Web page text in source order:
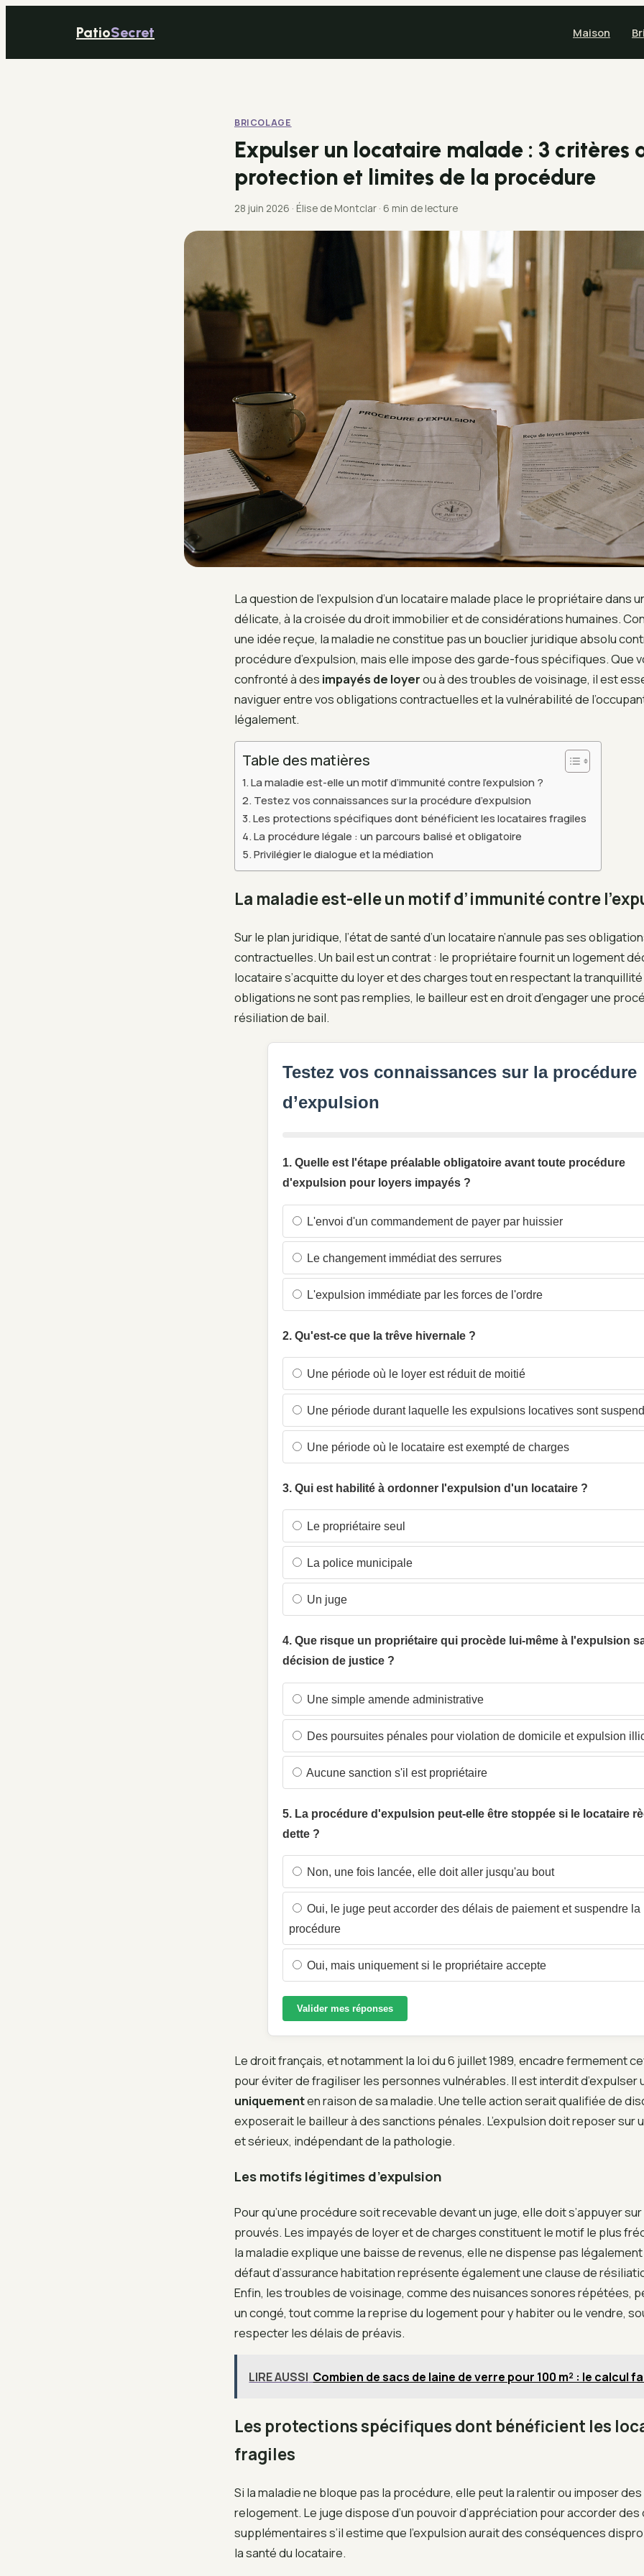
PatioSecret Maison
BRICOLAGE
Expulser un locataire malade : 3 critères
protection et limites de la procédure
28 juin 2026 · Élise de Montclar · 6 min de lecture
La question de l’expulsion d’un locataire malade place le propriétaire dans
délicate, à la croisée du droit immobilier et de considérations humaines.
une idée reçue, la maladie ne constitue pas un bouclier juridique absolu
procédure d’expulsion, mais elle impose des garde-fous spécifiques. Que
confronté à des impayés de loyerou à des troubles de voisinage, il est
naviguer entre vos obligations contractuelles et la vulnérabilité de
légalement.
Table des matières
La maladie est-elle un motif d’immunité contre l’expulsion ?
Testez vos connaissances sur la procédure d’expulsion
Les protections spécifiques dont bénéficient les locataires fragiles
La procédure légale : un parcours balisé et obligatoire
Privilégier le dialogue et la médiation
La maladie est-elle un motif d’immunité contre
Sur le plan juridique, l’état de santé d’un locataire n’annule pas ses
contractuelles. Un bail est un contrat : le propriétaire fournit un logement
locataire s’acquitte du loyer et des charges tout en respectant la
obligations ne sont pas remplies, le bailleur est en droit d’engager une
résiliation de bail.
Testez vos connaissances sur la procédure
d’expulsion
1. Quelle est l'étape préalable obligatoire avant toute procédure
d'expulsion pour loyers impayés ?
L'envoi d'un commandement de payer par huissier
Le changement immédiat des serrures
L'expulsion immédiate par les forces de l'ordre
2. Qu'est-ce que la trêve hivernale ?
Une période où le loyer est réduit de moitié
Une période durant laquelle les expulsions locatives sont
Une période où le locataire est exempté de charges
3. Qui est habilité à ordonner l'expulsion d'un locataire ?
Le propriétaire seul
La police municipale
Un juge
4. Que risque un propriétaire qui procède lui-même à l'expulsion
décision de justice ?
Une simple amende administrative
Des poursuites pénales pour violation de domicile et expulsion
Aucune sanction s'il est propriétaire
5. La procédure d'expulsion peut-elle être stoppée si le locataire
dette ?
Non, une fois lancée, elle doit aller jusqu'au bout
Oui, le juge peut accorder des délais de paiement et suspendre la
procédure
Oui, mais uniquement si le propriétaire accepte
Valider mes réponses
Le droit français, et notamment la loi du 6 juillet 1989, encadre fermement
pour éviter de fragiliser les personnes vulnérables. Il est interdit d’expulser
uniquementen raison de sa maladie. Une telle action serait qualifiée de
exposerait le bailleur à des sanctions pénales. L’expulsion doit reposer sur
et sérieux, indépendant de la pathologie.
Les motifs légitimes d’expulsion
Pour qu’une procédure soit recevable devant un juge, elle doit s’appuyer
prouvés. Les impayés de loyer et de charges constituent le motif le plus
la maladie explique une baisse de revenus, elle ne dispense pas
défaut d’assurance habitation représente également une clause de
Enfin, les troubles de voisinage, comme des nuisances sonores répétées,
un congé, tout comme la reprise du logement pour y habiter ou le vendre,
respecter les délais de préavis.
LIRE AUSSI Combien de sacs de laine de verre pour 100 m² : le calcul
Les protections spécifiques dont bénéficient les
fragiles
Si la maladie ne bloque pas la procédure, elle peut la ralentir ou imposer
relogement. Le juge dispose d’un pouvoir d’appréciation pour accorder des
supplémentaires s’il estime que l’expulsion aurait des conséquences
la santé du locataire.